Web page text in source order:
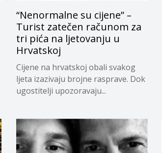
“Nenormalne su cijene” –
Turist zatečen računom za
tri pića na ljetovanju u
Hrvatskoj
Cijene na hrvatskoj obali svakog
ljeta izazivaju brojne rasprave. Dok
ugostitelji upozoravaju...